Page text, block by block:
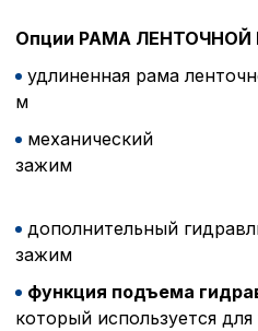
Опции РАМА
удлиненная рама
механический
дополнительный
функция подъема
который используется